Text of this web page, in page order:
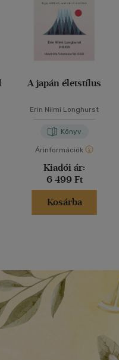
A japán életstílus
Erin Niimi Longhurst
Könyv
Árinformációk
Kiadói ár:
6 499 Ft
Kosárba